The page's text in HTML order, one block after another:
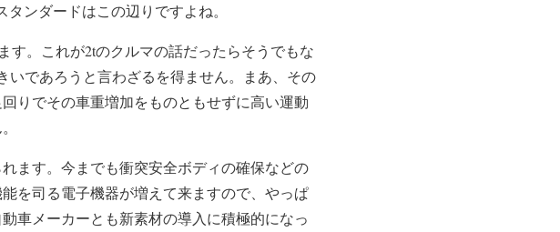
ンダードはこの辺りですよね。
す。これが2tのクルマの話だったらそうでもな
いであろうと言わざるを得ません。まあ、その
りでその車重増加をものともせずに高い運動
ます。今までも衝突安全ボディの確保などの
を司る電子機器が増えて来ますので、やっぱ
車メーカーとも新素材の導入に積極的になっ